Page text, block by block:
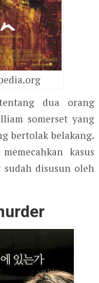
dua orang
somerset yang
bertolak belakang.
kasus
sudah disusun oleh